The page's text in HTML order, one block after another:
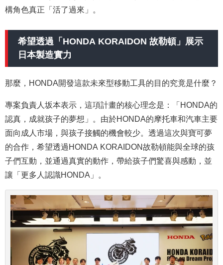
構角色真正「活了過來」。
希望透過「HONDA KORAIDON 故勒頓」展示
日本製造實力
那麼，HONDA開發這款未來型移動工具的目的究竟是什麼？
專案負責人坂本表示，這項計畫的核心理念是：「HONDA的
認真，成就孩子的夢想」。由於HONDA的摩托車和汽車主要
面向成人市場，與孩子接觸的機會較少。透過這次與寶可夢
的合作，希望透過HONDA KORAIDON故勒頓能與全球的孩
子們互動，並通過真實的動作，帶給孩子們驚喜與感動，並
讓 「 更多人認識HONDA」。